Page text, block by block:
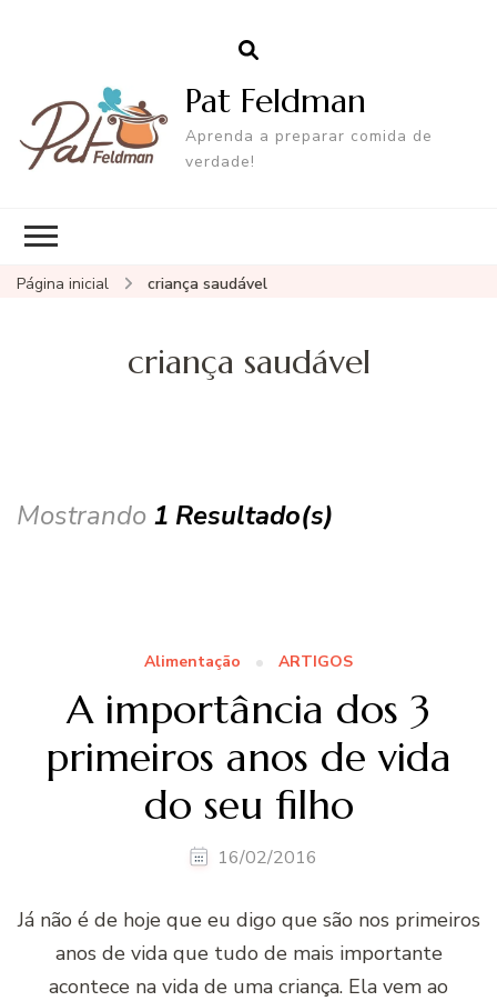
Pat Feldman
Aprenda a preparar comida de
verdade!
Página inicial criança saudável
criança saudável
Mostrando 1 Resultado(s)
Alimentação ARTIGOS
A importância dos 3
primeiros anos de vida
do seu filho
16/02/2016
Já não é de hoje que eu digo que são nos primeiros
anos de vida que tudo de mais importante
acontece na vida de uma criança. Ela vem ao